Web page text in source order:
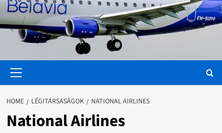
Menu
HOME LÉGITÁRSASÁGOK NATIONAL AIRLINES
National Airlines